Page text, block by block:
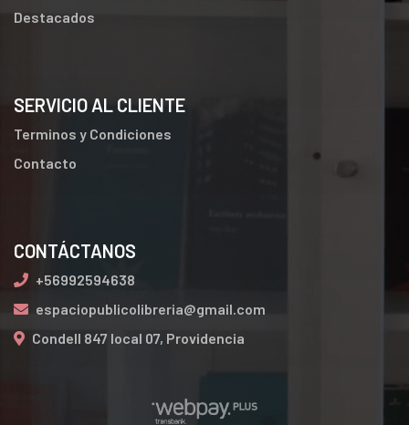
Destacados
SERVICIO AL CLIENTE
Terminos y Condiciones
Contacto
CONTÁCTANOS
+56992594638
espaciopublicolibreria@gmail.com
Condell 847 local 07, Providencia